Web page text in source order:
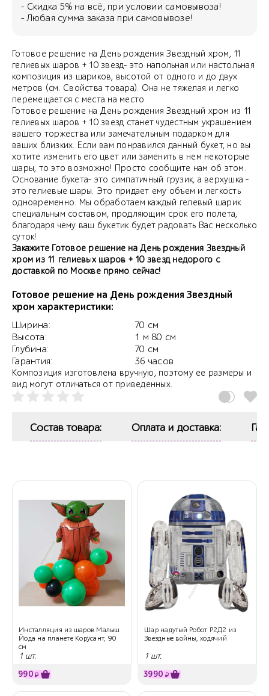
- Скидка 5% на всё, при условии самовывоза!
- Любая сумма заказа при самовывозе!
Готовое решение на День рождения Звездный хром, 11
гелиевых шаров + 10 звезд- это напольная или настольная
композиция из шариков, высотой от одного и до двух
метров (см. Свойства товара). Она не тяжелая и легко
перемещается с места на место.
Готовое решение на День рождения Звездный хром из 11
гелиевых шаров + 10 звезд станет чудестным украшением
вашего торжества или замечательным подарком для
ваших близких. Если вам понравился данный букет, но вы
хотите изменить его цвет или заменить в нем некоторые
шары, то это возможно! Просто сообщите нам об этом.
Основание букета- это симпатичный грузик, а верхушка -
это гелиевые шары. Это придает ему объем и легкость
одновременно. Мы обработаем каждый гелевый шарик
специальным составом, продляющим срок его полета,
благодаря чему ваш букетик будет радовать Вас несколько
суток!
Закажите Готовое решение на День рождения Звездный
хром из 11 гелиевых шаров + 10 звезд недорого с
доставкой по Москве прямо сейчас!
Готовое решение на День рождения Звездный
хром характеристики:
Ширина:
Высота:
Глубина:
Гарантия:
70 см
1 м 80 см
70 см
36 часов
Композиция изготовлена вручную, поэтому ее размеры и
вид могут отличаться от приведенных.
Состав товара: Оплата и доставка:
Инсталляция из шаров Малыш
Йода на планете Корусант, 90
см
1 шт.
990 ₽
Шар надутый Робот Р2Д2 из
Звездные войны, ходячий
1 шт.
3990 ₽